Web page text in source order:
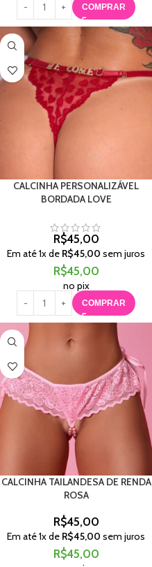
COMPRAR
CALCINHA PERSONALIZÁVEL
BORDADA LOVE
R$45,00
Em até1x de R$45,00 sem juros
R$45,00
no pix
COMPRAR
CALCINHA TAILANDESA DE RENDA
ROSA
R$45,00
Em até1x de R$45,00 sem juros
R$45,00